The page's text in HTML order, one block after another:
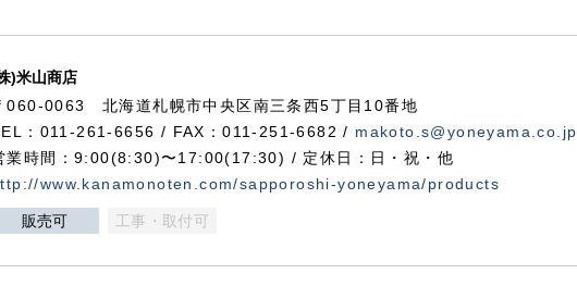
)米山商店
060-0063 北海道札幌市中央区南三条西5丁目10番地
：011-261-6656 / FAX：011-251-6682 / makoto.s@yoneyama.co.jp
業時間：9:00(8:30)〜17:00(17:30) / 定休日：日・祝・他
www.kanamonoten.com/sapporoshi-yoneyama/products
販売可 工事・取付可